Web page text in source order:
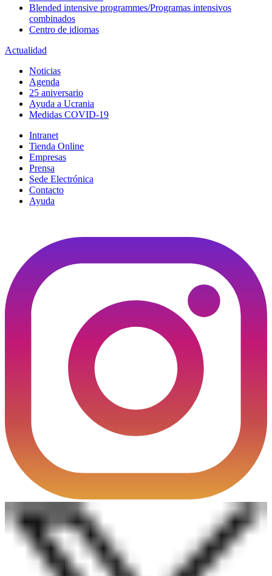
Blended intensive programmes/Programas intensivos
combinados
Centro de idiomas
Actualidad
Noticias
Agenda
25 aniversario
Ayuda a Ucrania
Medidas COVID-19
Intranet
Tienda Online
Empresas
Prensa
Sede Electrónica
Contacto
Ayuda